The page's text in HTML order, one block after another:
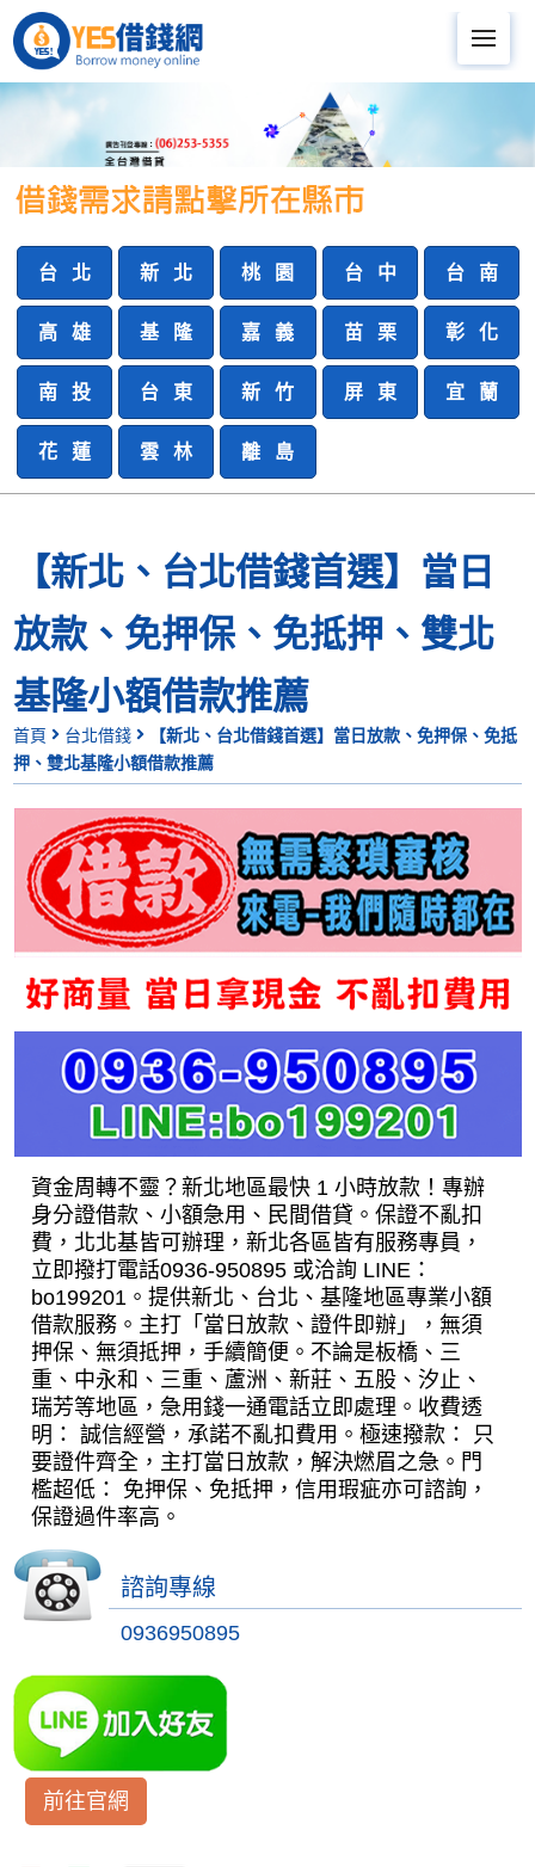
台 北 新 北 桃 園 台 中 台 南
高 雄 基 隆 嘉 義 苗 栗 彰 化
南 投 台 東 新 竹 屏 東 宜 蘭
花 蓮 雲 林 離 島
【新北、台北借錢首選】當日
放款、免押保、免抵押、雙北
基隆小額借款推薦
首頁 台北借錢
【新北、台北借錢首選】當日放款、免押保、免抵
押、雙北基隆小額借款推薦
資金周轉不靈？新北地區最快 1 小時放款！專辦
身分證借款、小額急用、民間借貸。保證不亂扣
費，北北基皆可辦理，新北各區皆有服務專員，
立即撥打電話0936-950895 或洽詢 LINE：
bo199201。提供新北、台北、基隆地區專業小額
借款服務。主打「當日放款、證件即辦」，無須
押保、無須抵押，手續簡便。不論是板橋、三
重、中永和、三重、蘆洲、新莊、五股、汐止、
瑞芳等地區，急用錢一通電話立即處理。收費透
明： 誠信經營，承諾不亂扣費用。極速撥款： 只
要證件齊全，主打當日放款，解決燃眉之急。門
檻超低： 免押保、免抵押，信用瑕疵亦可諮詢，
保證過件率高。
諮詢專線
0936950895
前往官網